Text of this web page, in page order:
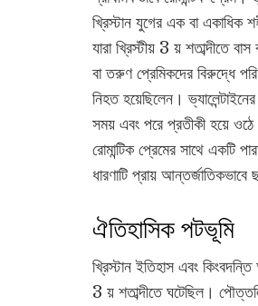
খ্রিস্টান যুগের এক বা একাধিক
যারা খ্রিস্টীয় 3 য় শতাব্দীতে
বা তরুণ প্রেমিকদের বিরুদ্ধে
নিহত হয়েছিলেন।
সময় এবং পরে প্রতীকী হয়ে ওঠে
রোমান্টিক প্রেমের সাথে একটি
ধারণাটি প্রায় আন্তর্জাতিকভাবে
ঐতিহাসিক পটভূমি
খ্রিস্টান ইতিহাস এবং
3 য় শতাব্দীতে ঘটেছিল।